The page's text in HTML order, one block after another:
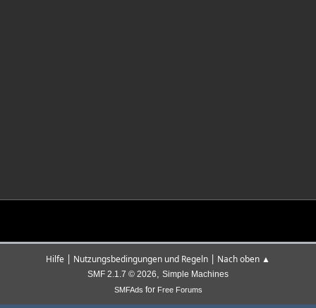
Hilfe | Nutzungsbedingungen und Regeln | Nach oben ▲
SMF 2.1.7 © 2026, Simple Machines
SMFAds for Free Forums